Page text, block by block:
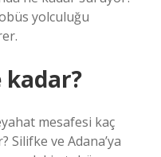
yolculuğu
kadar?
mesafesi kaç
Silifke ve Adana’ya